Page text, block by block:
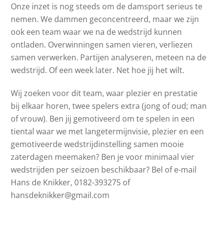
Onze inzet is nog steeds om de damsport serieus te
nemen. We dammen geconcentreerd, maar we zijn
ook een team waar we na de wedstrijd kunnen
ontladen. Overwinningen samen vieren, verliezen
samen verwerken. Partijen analyseren, meteen na de
wedstrijd. Of een week later. Net hoe jij het wilt.
Wij zoeken voor dit team, waar plezier en prestatie
bij elkaar horen, twee spelers extra (jong of oud; man
of vrouw). Ben jij gemotiveerd om te spelen in een
tiental waar we met langetermijnvisie, plezier en een
gemotiveerde wedstrijdinstelling samen mooie
zaterdagen meemaken? Ben je voor minimaal vier
wedstrijden per seizoen beschikbaar? Bel of e-mail
Hans de Knikker, 0182-393275 of
hansdeknikker@gmail.com